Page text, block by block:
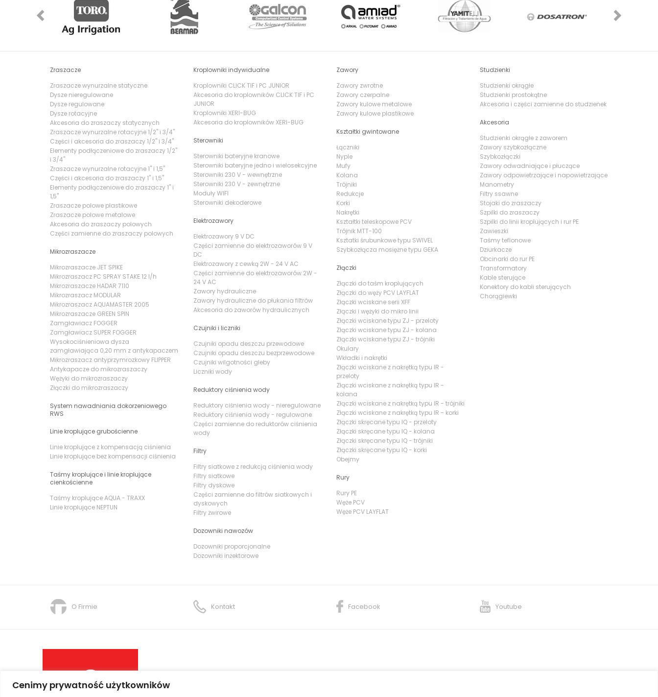
Cenimy prywatność użytkowników
Zraszacze
Zraszacze wynurzalne statyczne
Dysze nieregulowane
Dysze regulowane
Dysze rotacyjne
Akcesoria do zraszaczy statycznych
Zraszacze wynurzalne rotacyjne 1/2" i 3/4"
Części i akcesoria do zraszaczy 1/2" i 3/4"
Elementy podłączeniowe do zraszaczy 1/2"
i 3/4"
Zraszacze wynurzalne rotacyjne 1" i 1,5"
Części i akcesoria do zraszaczy 1" i 1,5"
Elementy podłączeniowe do zraszaczy 1" i
1,5"
Zraszacze polowe plastikowe
Zraszacze polowe metalowe
Akcesoria do zraszaczy polowych
Części zamienne do zraszaczy polowych
Mikrozraszacze
Mikrozraszacze JET SPIKE
Mikrozraszacz PC SPRAY STAKE 12 l/h
Mikrozraszacze HADAR 7110
Mikrozraszacz MODULAR
Mikrozraszacz AQUAMASTER 2005
Mikrozraszacze GREEN SPIN
Zamgławiacz FOGGER
Zamgławiacz SUPER FOGGER
Wysokociśnieniowa dysza
zamgławiająca 0,20 mm z antykapaczem
Mikrozraszacz antyprzymrozkowy FLIPPER
Antykapacze do mikrozraszaczy
Wężyki do mikrozraszaczy
Złączki do mikrozraszaczy
System nawadniania dokorzeniowego
RWS
Linie kroplujące grubościenne
Linie kroplujące z kompensacją ciśnienia
Linie kroplujące bez kompensacji ciśnienia
Taśmy kroplujące i linie kroplujące
cienkościenne
Taśmy kroplujące AQUA - TRAXX
Linie kroplujące NEPTUN
Kroplowniki indywidualne
Kroplowniki CLICK TIF i PC JUNIOR
Akcesoria do kroplowników CLICK TIF i PC
JUNIOR
Kroplowniki XERI-BUG
Akcesoria do kroplowników XERI-BUG
Sterowniki
Sterowniki bateryjne kranowe
Sterowniki bateryjne jedno i wielosekcyjne
Sterowniki 230 V - wewnętrzne
Sterowniki 230 V - zewnętrzne
Moduły WIFI
Sterowniki dekoderowe
Elektrozawory
Elektrozawory 9 V DC
Części zamienne do elektrozaworów 9 V
DC
Elektrozawory z cewką 2W - 24 V AC
Części zamienne do elektrozaworów 2W -
24 V AC
Zawory hydrauliczne
Zawory hydrauliczne do płukania filtrów
Akcesoria do zaworów hydraulicznych
Czujniki i liczniki
Czujniki opadu deszczu przewodowe
Czujniki opadu deszczu bezprzewodowe
Czujniki wilgotności gleby
Liczniki wody
Reduktory ciśnienia wody
Reduktory ciśnienia wody - nieregulowane
Reduktory ciśnienia wody - regulowane
Części zamienne do reduktorów ciśnienia
wody
Filtry
Filtry siatkowe z redukcją ciśnienia wody
Filtry siatkowe
Filtry dyskowe
Części zamienne do filtrów siatkowych i
dyskowych
Filtry żwirowe
Dozowniki nawozów
Dozowniki proporcjonalne
Dozowniki inżektorowe
Zawory
Zawory zwrotne
Zawory czerpalne
Zawory kulowe metalowe
Zawory kulowe plastikowe
Kształtki gwintowane
Łączniki
Nyple
Mufy
Kolana
Trójniki
Redukcje
Korki
Nakrętki
Kształtki teleskopowe PCV
Trójnik MTT-100
Ksztatki śrubunkowe typu SWIVEL
Szybkozłącza mosiężne typu GEKA
Złączki
Złączki do taśm kroplujących
Złączki do węży PCV LAYFLAT
Złączki wciskane serii XFF
Złączki i wężyki do mikro linii
Złączki wciskane typu ZJ - przeloty
Złączki wciskane typu ZJ - kolana
Złączki wciskane typu ZJ - trójniki
Okulary
Wkładki i nakrętki
Złączki wciskane z nakrętką typu IR -
przeloty
Złączki wciskane z nakrętką typu IR -
kolana
Złączki wciskane z nakrętką typu IR - trójniki
Złączki wciskane z nakrętką typu IR - korki
Złączki skręcane typu IQ - przeloty
Złączki skręcane typu IQ - kolana
Złączki skręcane typu IQ - trójniki
Złączki skręcane typu IQ - korki
Obejmy
Rury
Rury PE
Węże PCV
Węże PCV LAYFLAT
Studzienki
Studzienki okrągłe
Studzienki prostokątne
Akcesoria i części zamienne do studzienek
Akcesoria
Studzienki okrągłe z zaworem
Zawory szybkozłączne
Szybkozłączki
Zawory odwadniające i płuczące
Zawory odpowietrzające i napowietrzające
Manometry
Filtry ssawne
Stojaki do zraszaczy
Szpilki do zraszaczy
Szpilki do linii kroplujących i rur PE
Zawieszki
Taśmy teflonowe
Dziurkacze
Obcinarki do rur PE
Transformatory
Kable sterujące
Konektory do kabli sterujących
Chorągiewki
O Firmie Kontakt Facebook Youtube